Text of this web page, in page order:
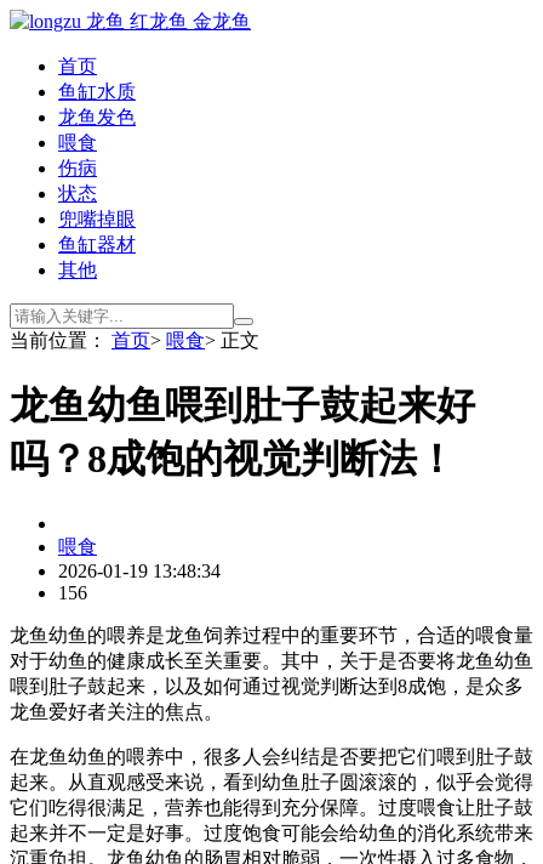
首页
鱼缸水质
龙鱼发色
喂食
伤病
状态
兜嘴掉眼
鱼缸器材
其他
当前位置： 首页> 喂食> 正文
龙鱼幼鱼喂到肚子鼓起来好
吗？8成饱的视觉判断法！
喂食
2026-01-19 13:48:34
156
龙鱼幼鱼的喂养是龙鱼饲养过程中的重要环节，合适的喂食量
对于幼鱼的健康成长至关重要。其中，关于是否要将龙鱼幼鱼
喂到肚子鼓起来，以及如何通过视觉判断达到8成饱，是众多
龙鱼爱好者关注的焦点。
在龙鱼幼鱼的喂养中，很多人会纠结是否要把它们喂到肚子鼓
起来。从直观感受来说，看到幼鱼肚子圆滚滚的，似乎会觉得
它们吃得很满足，营养也能得到充分保障。过度喂食让肚子鼓
起来并不一定是好事。过度饱食可能会给幼鱼的消化系统带来
沉重负担。龙鱼幼鱼的肠胃相对脆弱，一次性摄入过多食物，